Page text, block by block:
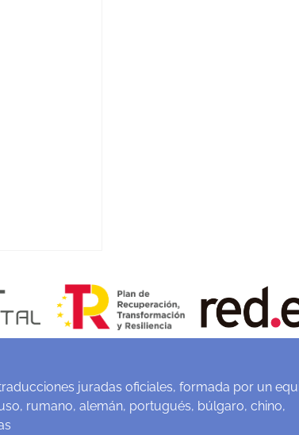
juradas oficiales, formada por un
rumano, alemán, portugués, búlgaro, chino,